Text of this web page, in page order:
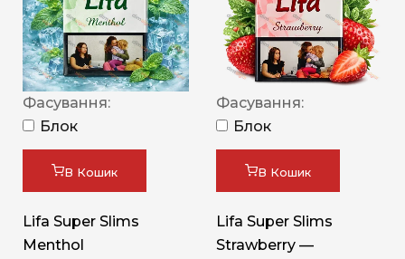
Фасування:
Блок
В Кошик
Lifa Super Slims
Menthol
Фасування:
Блок
В Кошик
Lifa Super Slims
Strawberry —